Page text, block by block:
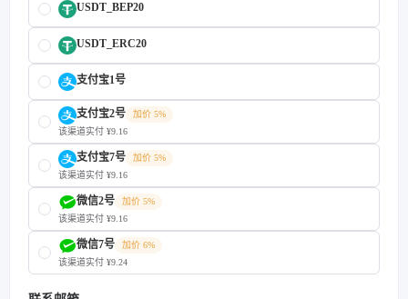
USDT_BEP20
USDT_ERC20
支付宝1号
支付宝2号
加价 5%
该渠道实付 ¥9.16
支付宝7号
加价 5%
该渠道实付 ¥9.16
微信2号
加价 5%
该渠道实付 ¥9.16
微信7号
加价 6%
该渠道实付 ¥9.24